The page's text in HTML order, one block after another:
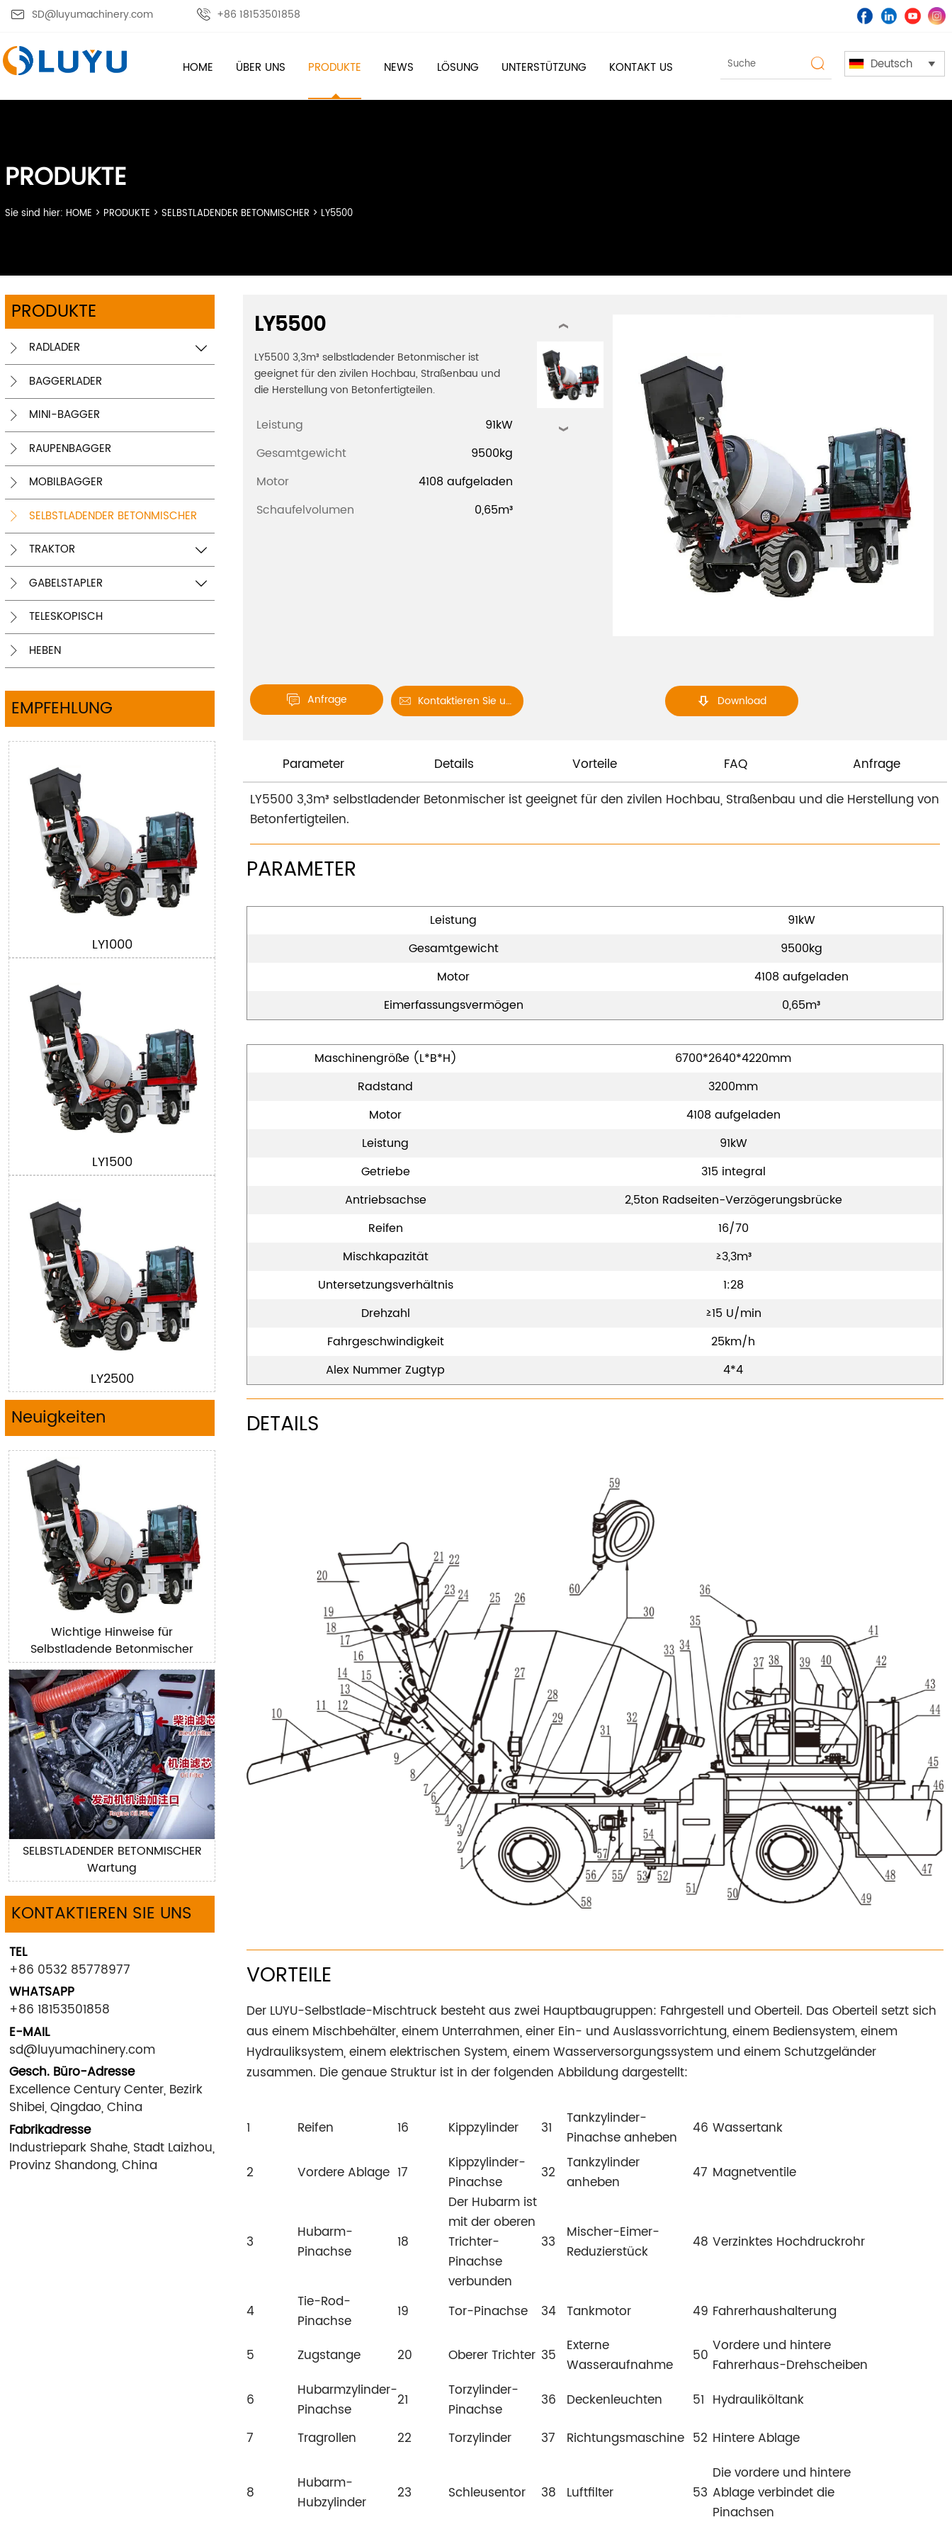
 SD@luyumachinery.com  +86 18153501858
HOME ÜBER UNS PRODUKTE NEWS LÖSUNG UNTERSTÜTZUNG KONTAKT US  Deutsch 
PRODUKTE
Sie sind hier: HOME > PRODUKTE > SELBSTLADENDER BETONMISCHER > LY5500
PRODUKTE
 RADLADER 
 BAGGERLADER
 MINI-BAGGER
 RAUPENBAGGER
 MOBILBAGGER
 SELBSTLADENDER BETONMISCHER
 TRAKTOR 
 GABELSTAPLER 
 TELESKOPISCH
 HEBEN
EMPFEHLUNG
LY1000
LY1500
LY2500
Neuigkeiten
Wichtige Hinweise für
Selbstladende Betonmischer
SELBSTLADENDER BETONMISCHER
Wartung
KONTAKTIEREN SIE UNS
TEL
+86 0532 85778977
WHATSAPP
+86 18153501858
E-MAIL
sd@luyumachinery.com
Gesch. Büro-Adresse
Excellence Century Center, Bezirk
Shibei, Qingdao, China
Fabrikadresse
Industriepark Shahe, Stadt Laizhou,
Provinz Shandong, China
LY5500
LY5500 3,3m³ selbstladender Betonmischer ist
geeignet für den zivilen Hochbau, Straßenbau und
die Herstellung von Betonfertigteilen.
Leistung
91kW
Gesamtgewicht
9500kg
Motor
4108 aufgeladen
Schaufelvolumen
0,65m³
‹
›
 Anfrage  Kontaktieren Sie uns  Download
Parameter Details Vorteile FAQ
Anfrage
LY5500 3,3m³ selbstladender Betonmischer ist geeignet für den zivilen Hochbau, Straßenbau und die Herstellung von
Betonfertigteilen.
PARAMETER
Leistung
91kW
Gesamtgewicht
9500kg
Motor
4108 aufgeladen
Eimerfassungsvermögen
0,65m³
Maschinengröße (L*B*H)
6700*2640*4220mm
Radstand
3200mm
Motor
4108 aufgeladen
Leistung
91kW
Getriebe
315 integral
Antriebsachse
2,5ton Radseiten-Verzögerungsbrücke
Reifen
16/70
Mischkapazität
≥3,3m³
Untersetzungsverhältnis
1:28
Drehzahl
≥15 U/min
Fahrgeschwindigkeit
25km/h
Alex Nummer Zugtyp
4*4
DETAILS
VORTEILE
Der LUYU-Selbstlade-Mischtruck besteht aus zwei Hauptbaugruppen: Fahrgestell und Oberteil. Das Oberteil setzt sich
aus einem Mischbehälter, einem Unterrahmen, einer Ein- und Auslassvorrichtung, einem Bediensystem, einem
Hydrauliksystem, einem elektrischen System, einem Wasserversorgungssystem und einem Schutzgeländer
zusammen. Die genaue Struktur ist in der folgenden Abbildung dargestellt:
1 Reifen 16 Kippzylinder 31
Tankzylinder-
Pinachse anheben
46 Wassertank
2 Vordere Ablage 17
Kippzylinder-
Pinachse
32
Tankzylinder
anheben
47 Magnetventile
3
Hubarm-
Pinachse
18
Der Hubarm ist
mit der oberen
Trichter-
Pinachse
verbunden
33
Mischer-Eimer-
Reduzierstück
48 Verzinktes Hochdruckrohr
4
Tie-Rod-
Pinachse
19 Tor-Pinachse 34 Tankmotor 49 Fahrerhaushalterung
5 Zugstange 20 Oberer Trichter 35
Externe
Wasseraufnahme
50 Vordere und hintere
Fahrerhaus-Drehscheiben
6
Hubarmzylinder-
Pinachse
21
Torzylinder-
Pinachse
36 Deckenleuchten 51 Hydrauliköltank
7
Tragrollen 22 Torzylinder 37 Richtungsmaschine 52 Hintere Ablage
8
Hubarm-
Hubzylinder
23 Schleusentor 38 Luftfilter 53
Die vordere und hintere
Ablage verbindet die
Pinachsen